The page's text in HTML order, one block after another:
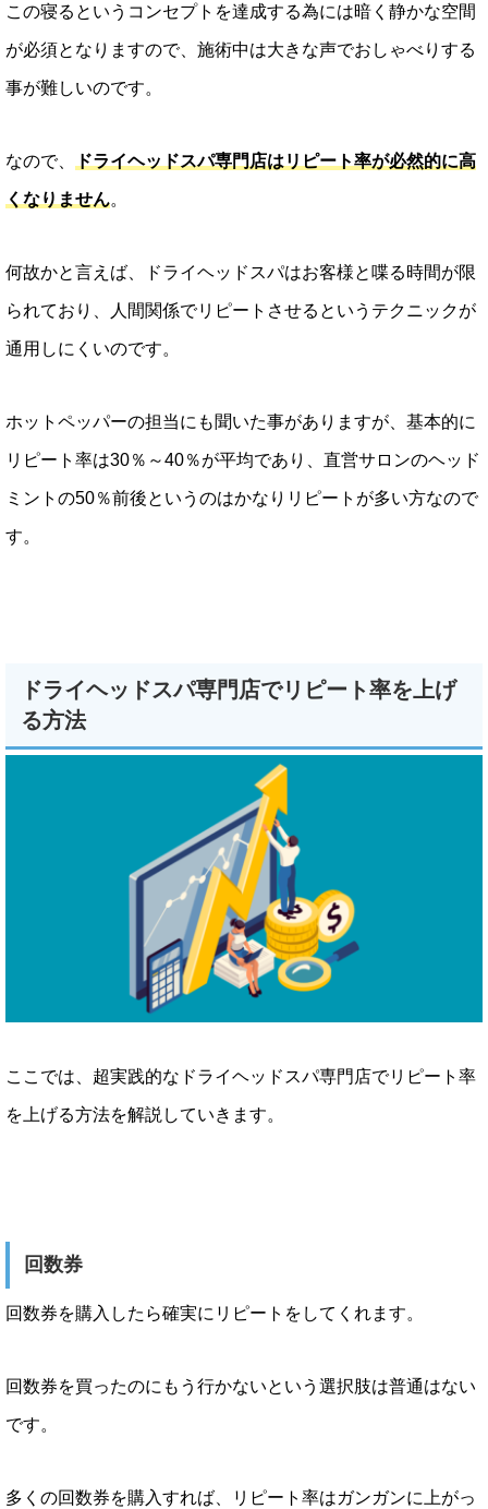
この寝るというコンセプトを達成する為には暗く静かな空間
が必須となりますので、施術中は大きな声でおしゃべりする
事が難しいのです。
なので、 ドライヘッドスパ専門店はリピート率が必然的に高
くなりません。
何故かと言えば、ドライヘッドスパはお客様と喋る時間が限
られており、人間関係でリピートさせるというテクニックが
通用しにくいのです。
ホットペッパーの担当にも聞いた事がありますが、基本的に
リピート率は30％～40％が平均であり、直営サロンのヘッド
ミントの50％前後というのはかなりリピートが多い方なので
す。
ドライヘッドスパ専門店でリピート率を上げ
る方法
ここでは、超実践的なドライヘッドスパ専門店でリピート率
を上げる方法を解説していきます。
回数券
回数券を購入したら確実にリピートをしてくれます。
回数券を買ったのにもう行かないという選択肢は普通はない
です。
多くの回数券を購入すれば、リピート率はガンガンに上がっ